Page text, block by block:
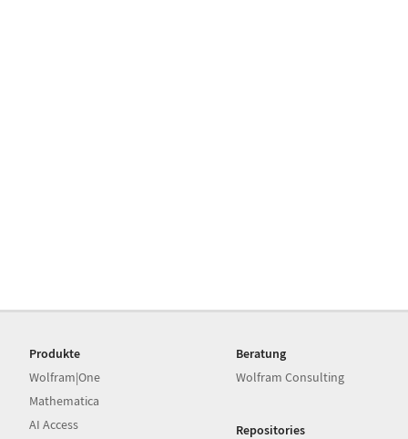
Produkte
Wolfram|One
Mathematica
AI Access
Beratung
Wolfram Consulting
Repositories